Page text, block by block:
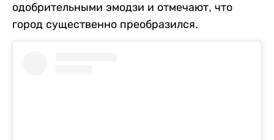
одобрительными эмодзи и отмечают, что
город существенно преобразился.